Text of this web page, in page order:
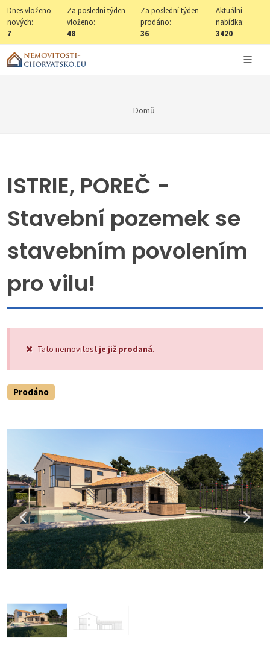
Dnes vloženo
nových:
7
Za poslední týden
vloženo:
48
Za poslední týden
prodáno:
36
Aktuální
nabídka:
3420
Domů
ISTRIE, POREČ -
Stavební pozemek se
stavebním povolením
pro vilu!
Tato nemovitost je již prodaná.
Prodáno